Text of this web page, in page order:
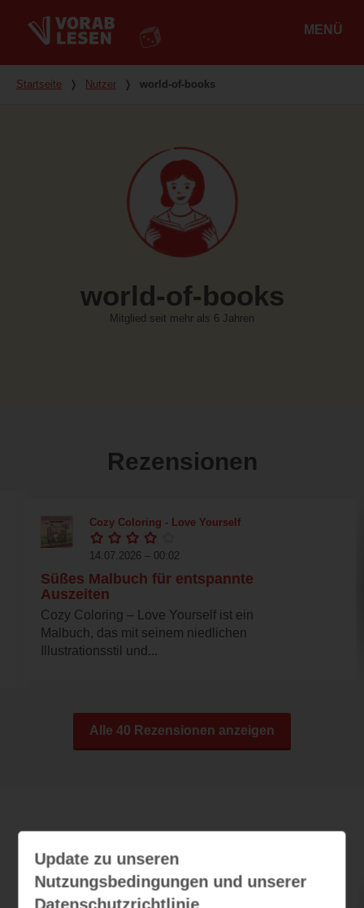
MENÜ
Du bist hier
Startseite ❭ Nutzer ❭ world-of-books
world-of-books
Mitglied seit mehr als 6 Jahren
Rezensionen
Cozy Coloring - Love Yourself
14.07.2026 – 00:02
Süßes Malbuch für entspannte
Auszeiten
Cozy Coloring – Love Yourself ist ein
Malbuch, das mit seinem niedlichen
Illustrationsstil und...
Alle 40 Rezensionen anzeigen
Drowning Sorrows in Raging Fire 1
Update zu unseren
Nutzungsbedingungen und unserer
Datenschutzrichtlinie